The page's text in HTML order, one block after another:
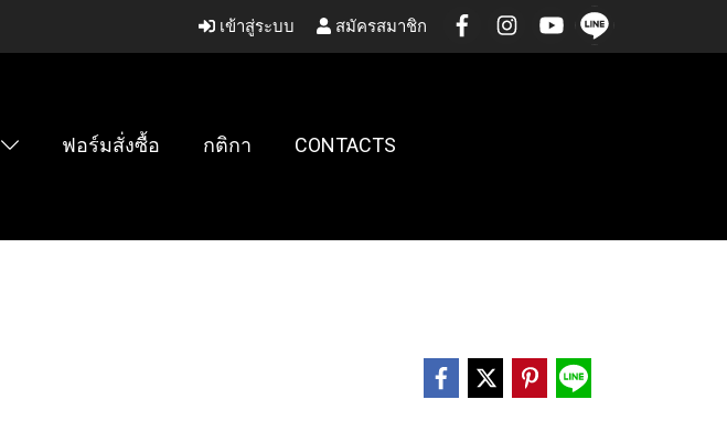
เข้าสู่ระบบ สมัครสมาชิก
ฟอร์มสั่งซื้อ กติกา CONTACTS